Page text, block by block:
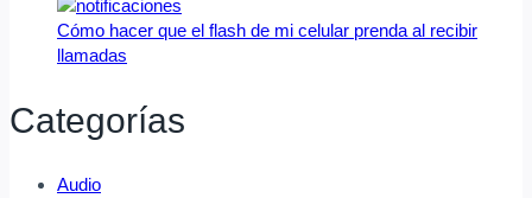
Cómo hacer que el flash de mi celular prenda al recibir
llamadas
Categorías
Audio